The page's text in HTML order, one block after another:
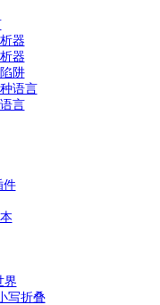
器
器
阱
语言
言
件
界
写折叠